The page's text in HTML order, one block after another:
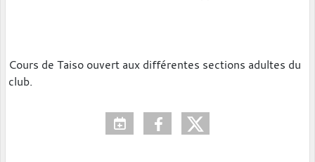
Cours de Taiso ouvert aux différentes sections adultes du
club.